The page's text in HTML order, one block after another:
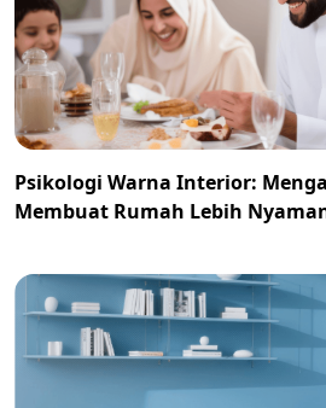
Psikologi Warna Interior:
Membuat Rumah Lebih